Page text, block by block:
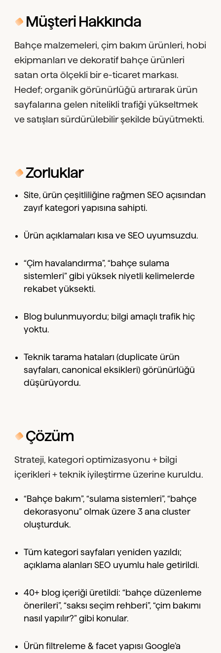
Müşteri Hakkında
Bahçe malzemeleri, çim bakım ürünleri, hobi
ekipmanları ve dekoratif bahçe ürünleri
satan orta ölçekli bir e-ticaret markası.
Hedef; organik görünürlüğü artırarak ürün
sayfalarına gelen nitelikli trafiği yükseltmek
ve satışları sürdürülebilir şekilde büyütmekti.
Zorluklar
Site, ürün çeşitliliğine rağmen SEO açısından
zayıf kategori yapısına sahipti.
Ürün açıklamaları kısa ve SEO uyumsuzdu.
“Çim havalandırma”, “bahçe sulama
sistemleri” gibi yüksek niyetli kelimelerde
rekabet yüksekti.
Blog bulunmuyordu; bilgi amaçlı trafik hiç
yoktu.
Teknik tarama hataları (duplicate ürün
sayfaları, canonical eksikleri) görünürlüğü
düşürüyordu.
Çözüm
Strateji, kategori optimizasyonu + bilgi
içerikleri + teknik iyileştirme üzerine kuruldu.
“Bahçe bakım”, “sulama sistemleri”, “bahçe
dekorasyonu” olmak üzere 3 ana cluster
oluşturduk.
Tüm kategori sayfaları yeniden yazıldı;
açıklama alanları SEO uyumlu hale getirildi.
40+ blog içeriği üretildi: “bahçe düzenleme
önerileri”, “saksı seçim rehberi”, “çim bakımı
nasıl yapılır?” gibi konular.
Ürün filtreleme & facet yapısı Google’a